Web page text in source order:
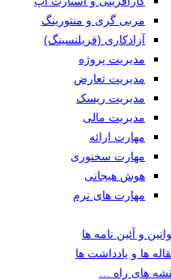
مربی گری و منتورینگ
آزادکاری (فریلنسینگ)
مدیریت پروژه
مدیریت تعارض
مدیریت ریسک
مدیریت مالی
مهارت ارائه
مهارت سخنوری
هوش هیجانی
مهارت های نرم
و آئین نامه ها
ها و یادداشت ها
های راه …